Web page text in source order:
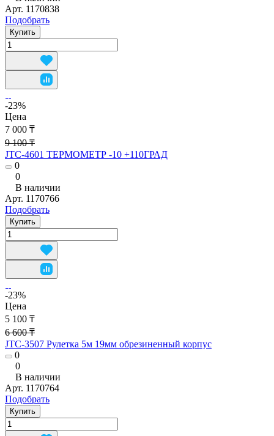
Арт. 1170838
Подобрать
Купить
-23%
Цена
7 000 ₸
9 100 ₸
JTC-4601 ТЕРМОМЕТР -10 +110ГРАД
0
0
В наличии
Арт. 1170766
Подобрать
Купить
-23%
Цена
5 100 ₸
6 600 ₸
JTC-3507 Рулетка 5м 19мм обрезиненный корпус
0
0
В наличии
Арт. 1170764
Подобрать
Купить